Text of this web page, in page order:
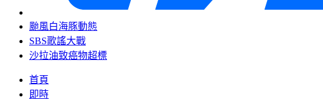
颱風白海豚動態
SBS歌謠大戰
沙拉油致癌物超標
首頁
即時